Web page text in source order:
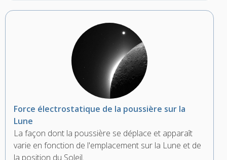
Force électrostatique de la poussière sur la
Lune
La façon dont la poussière se déplace et apparaît
varie en fonction de l'emplacement sur la Lune et de
la position du Soleil.